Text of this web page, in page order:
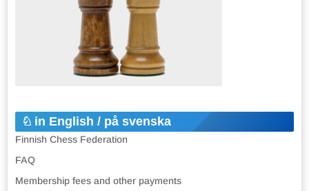
in English / på svenska
Finnish Chess Federation
FAQ
Membership fees and other payments